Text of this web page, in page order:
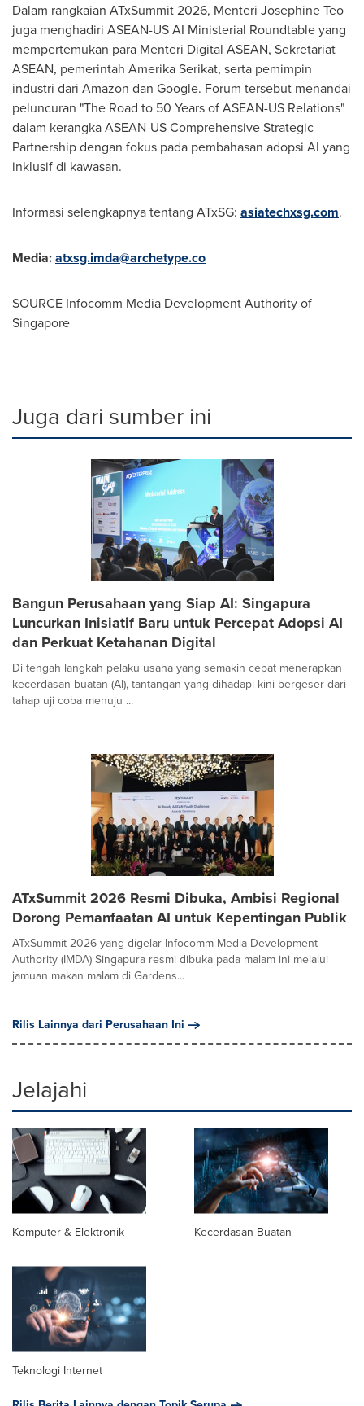
Dalam rangkaian ATxSummit 2026, Menteri Josephine Teo
juga menghadiri ASEAN-US AI Ministerial Roundtable yang
mempertemukan para Menteri Digital ASEAN, Sekretariat
ASEAN, pemerintah Amerika Serikat, serta pemimpin
industri dari Amazon dan Google. Forum tersebut menandai
peluncuran "The Road to 50 Years of ASEAN-US Relations"
dalam kerangka ASEAN-US Comprehensive Strategic
Partnership dengan fokus pada pembahasan adopsi AI yang
inklusif di kawasan.
Informasi selengkapnya tentang ATxSG: asiatechxsg.com.
Media:atxsg.imda@archetype.co
SOURCE Infocomm Media Development Authority of
Singapore
Juga dari sumber ini
Bangun Perusahaan yang Siap AI: Singapura
Luncurkan Inisiatif Baru untuk Percepat Adopsi AI
dan Perkuat Ketahanan Digital
Di tengah langkah pelaku usaha yang semakin cepat menerapkan
kecerdasan buatan (AI), tantangan yang dihadapi kini bergeser dari
tahap uji coba menuju ...
ATxSummit 2026 Resmi Dibuka, Ambisi Regional
Dorong Pemanfaatan AI untuk Kepentingan Publik
ATxSummit 2026 yang digelar Infocomm Media Development
Authority (IMDA) Singapura resmi dibuka pada malam ini melalui
jamuan makan malam di Gardens...
Rilis Lainnya dari Perusahaan Ini
Jelajahi
Komputer & Elektronik Kecerdasan Buatan
Teknologi Internet